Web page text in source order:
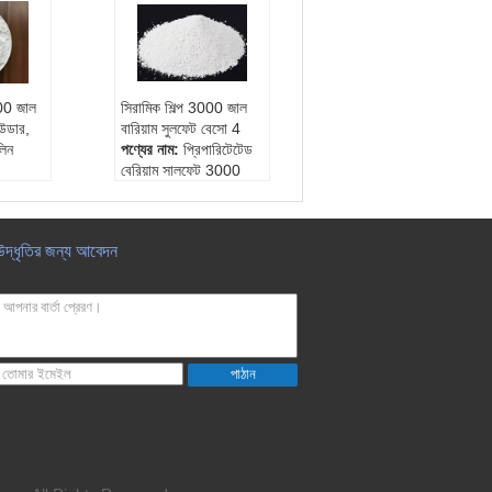
জাল
25k
সি -৮৮
সিরামিক শিল্প 3000 জাল
বারিয়াম সুলফেট বেসো 4
পণ্যের নাম:প্রিপারিটেটেড
বেরিয়াম সালফেট 3000
জন্য আবেদন
পাঠান